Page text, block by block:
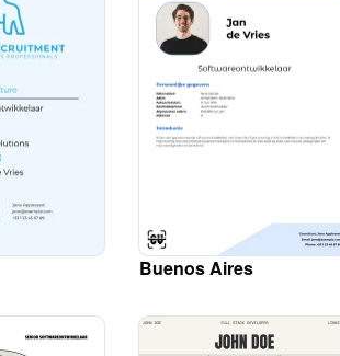
Buenos Aires